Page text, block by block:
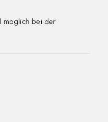
möglich bei der